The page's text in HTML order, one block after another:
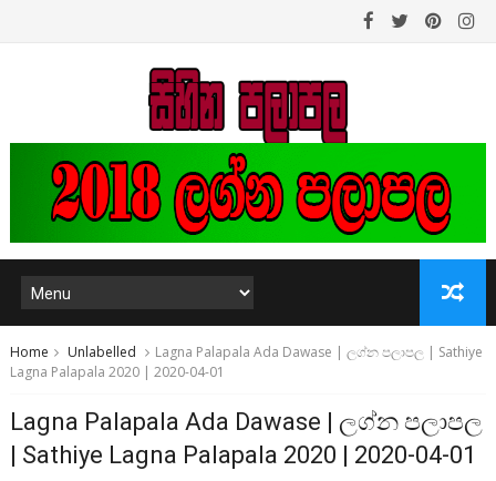
Home Unlabelled
Lagna Palapala Ada Dawase | ලග්න පලාපල | Sathiye
Lagna Palapala 2020 | 2020-04-01
Lagna Palapala Ada Dawase | ලග්න පලාපල
| Sathiye Lagna Palapala 2020 | 2020-04-01